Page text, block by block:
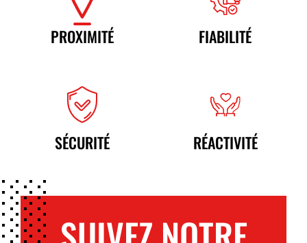
PROXIMITÉ FIABILITÉ
SÉCURITÉ RÉACTIVITÉ